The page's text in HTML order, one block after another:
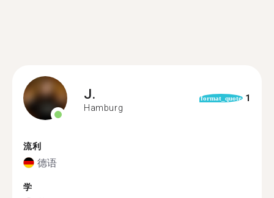
J.
Hamburg
format_quote 1
流利
德语
学